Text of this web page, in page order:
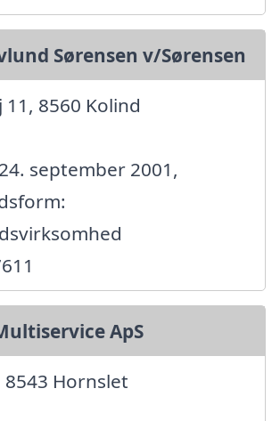
Sørensen v/Sørensen
11, 8560 Kolind
september 2001,
ApS
Hornslet